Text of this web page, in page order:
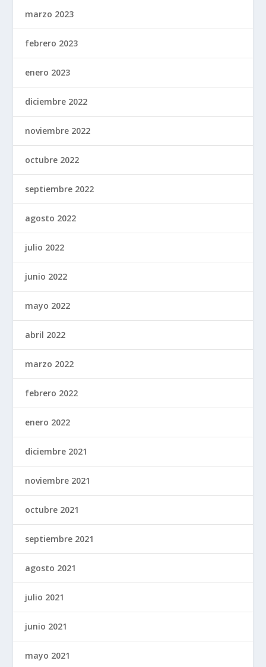
marzo 2023
febrero 2023
enero 2023
diciembre 2022
noviembre 2022
octubre 2022
septiembre 2022
agosto 2022
julio 2022
junio 2022
mayo 2022
abril 2022
marzo 2022
febrero 2022
enero 2022
diciembre 2021
noviembre 2021
octubre 2021
septiembre 2021
agosto 2021
julio 2021
junio 2021
mayo 2021